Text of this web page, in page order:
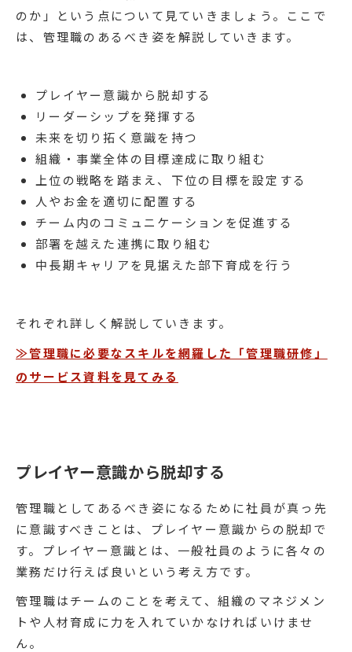
のか」という点について見ていきましょう。ここで
は、管理職のあるべき姿を解説していきます。
プレイヤー意識から脱却する
リーダーシップを発揮する
未来を切り拓く意識を持つ
組織・事業全体の目標達成に取り組む
上位の戦略を踏まえ、下位の目標を設定する
人やお金を適切に配置する
チーム内のコミュニケーションを促進する
部署を越えた連携に取り組む
中長期キャリアを見据えた部下育成を行う
それぞれ詳しく解説していきます。
≫管理職に必要なスキルを網羅した「管理職研修」
のサービス資料を見てみる
プレイヤー意識から脱却する
管理職としてあるべき姿になるために社員が真っ先
に意識すべきことは、プレイヤー意識からの脱却で
す。プレイヤー意識とは、一般社員のように各々の
業務だけ行えば良いという考え方です。
管理職はチームのことを考えて、組織のマネジメン
トや人材育成に力を入れていかなければいけませ
ん。